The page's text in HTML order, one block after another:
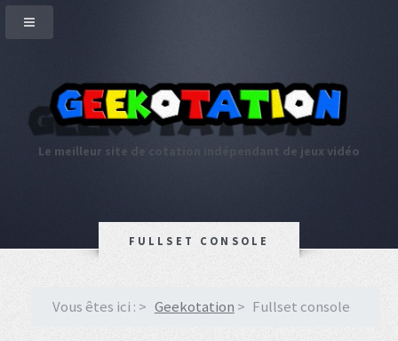
Le meilleur site de cotation indépendant de jeux vidéo
FULLSET CONSOLE
Vous êtes ici : Geekotation Fullset console